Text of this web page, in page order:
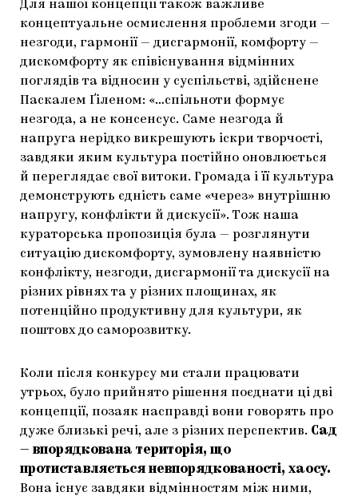
Для нашої концепції також важливе
концептуальне осмислення проблеми згоди —
незгоди, гармонії — дисгармонії, комфорту —
дискомфорту як співіснування відмінних
поглядів та відносин у суспільстві, здійснене
Паскалем Ґіленом: «…спільноти формує
незгода, а не консенсус. Саме незгода й
напруга нерідко викрешують іскри творчості,
завдяки яким культура постійно оновлюється
й переглядає свої витоки. Громада і її культура
демонструють єдність саме «через» внутрішню
напругу, конфлікти й дискусії». Тож наша
кураторська пропозиція була — розглянути
ситуацію дискомфорту, зумовлену наявністю
конфлікту, незгоди, дисгармонії та дискусії на
різних рівнях та у різних площинах, як
потенційно продуктивну для культури, як
поштовх до саморозвитку.
Коли після конкурсу ми стали працювати
утрьох, було прийнято рішення поєднати ці дві
концепції, позаяк насправді вони говорять про
дуже близькі речі, але з різних перспектив. Сад
— впорядкована територія, що
протиставляється невпорядкованості, хаосу.
Вона існує завдяки відмінностям між ними,